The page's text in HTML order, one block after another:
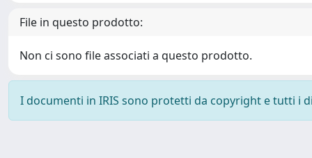
File in questo prodotto:
Non ci sono file associati a questo prodotto.
I documenti in IRIS sono protetti da copyright e tutti i